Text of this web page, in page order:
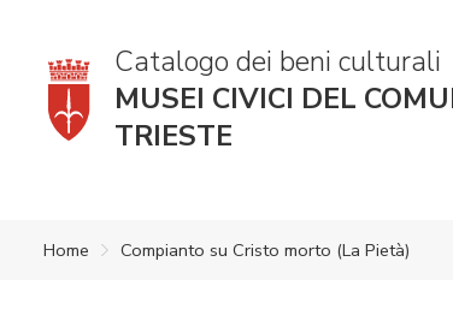
Catalogo dei beni culturali
MUSEI CIVICI DEL
TRIESTE
Home Compianto su Cristo morto (La Pietà)